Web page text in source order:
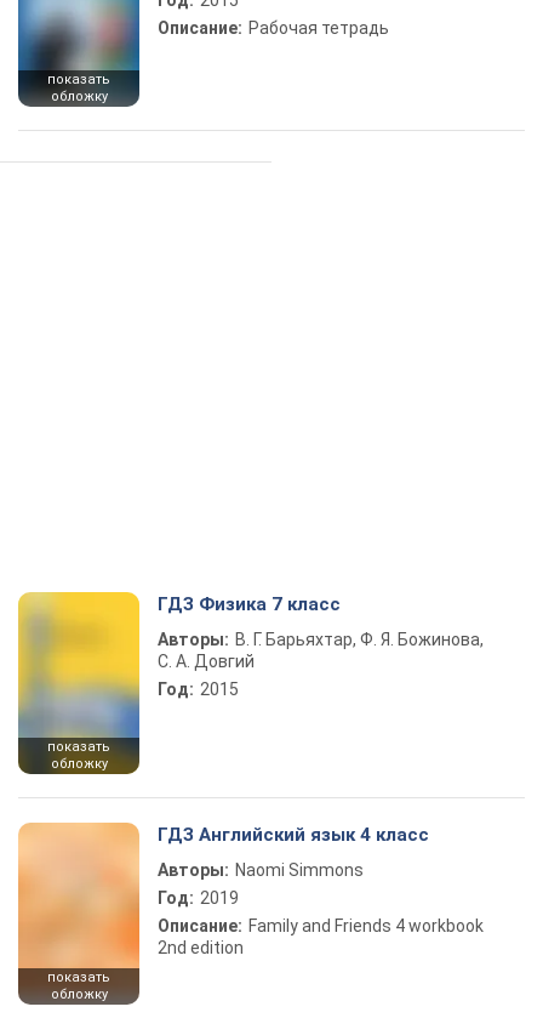
показать
обложку
Описание: Рабочая тетрадь
показать
обложку
ГДЗ Физика 7 класс
Авторы: В. Г. Барьяхтар, Ф. Я. Божинова,
С. А. Довгий
Год: 2015
показать
обложку
ГДЗ Английский язык 4 класс
Авторы: Naomi Simmons
Год: 2019
Описание: Family and Friends 4 workbook
2nd edition